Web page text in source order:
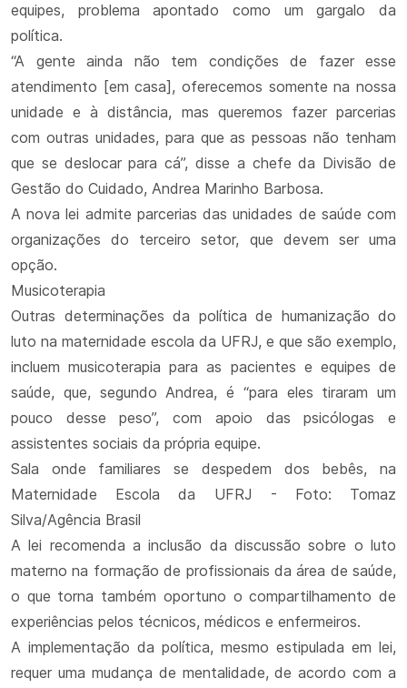
equipes, problema apontado como um gargalo da
política.
“A gente ainda não tem condições de fazer esse
atendimento [em casa], oferecemos somente na nossa
unidade e à distância, mas queremos fazer parcerias
com outras unidades, para que as pessoas não tenham
que se deslocar para cá”, disse a chefe da Divisão de
Gestão do Cuidado, Andrea Marinho Barbosa.
A nova lei admite parcerias das unidades de saúde com
organizações do terceiro setor, que devem ser uma
opção.
Musicoterapia
Outras determinações da política de humanização do
luto na maternidade escola da UFRJ, e que são exemplo,
incluem musicoterapia para as pacientes e equipes de
saúde, que, segundo Andrea, é “para eles tiraram um
pouco desse peso”, com apoio das psicólogas e
assistentes sociais da própria equipe.
Sala onde familiares se despedem dos bebês, na
Maternidade Escola da UFRJ - Foto: Tomaz
Silva/Agência Brasil
A lei recomenda a inclusão da discussão sobre o luto
materno na formação de profissionais da área de saúde,
o que torna também oportuno o compartilhamento de
experiências pelos técnicos, médicos e enfermeiros.
A implementação da política, mesmo estipulada em lei,
requer uma mudança de mentalidade, de acordo com a